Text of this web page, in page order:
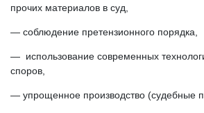
прочих материалов в суд,
— соблюдение претензионного порядка,
— использование современных
споров,
— упрощенное производство (судебные